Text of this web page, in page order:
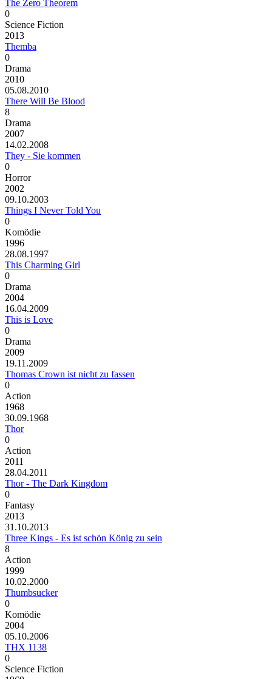
The Zero Theorem
0
Science Fiction
2013
Themba
0
Drama
2010
05.08.2010
There Will Be Blood
8
Drama
2007
14.02.2008
They - Sie kommen
0
Horror
2002
09.10.2003
Things I Never Told You
0
Komödie
1996
28.08.1997
This Charming Girl
0
Drama
2004
16.04.2009
This is Love
0
Drama
2009
19.11.2009
Thomas Crown ist nicht zu fassen
0
Action
1968
30.09.1968
Thor
0
Action
2011
28.04.2011
Thor - The Dark Kingdom
0
Fantasy
2013
31.10.2013
Three Kings - Es ist schön König zu sein
8
Action
1999
10.02.2000
Thumbsucker
0
Komödie
2004
05.10.2006
THX 1138
0
Science Fiction